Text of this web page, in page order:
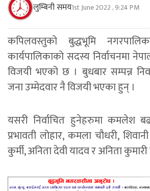
लुम्बिनी समय1st June 2022 , 9:24 PM
कपिलवस्तुको बुद्धभूमि
कार्यपालिकाको सदस्य निर्वाचनमा
विजयी भएको छ । बुधबार सम्पन्न
जना उम्मेदवार नै विजयी भएका हुन् ।
यसरी निर्वाचित हुनेहरुमा कमलेश
प्रभावती लोहार, कमला चौधरी,
कुर्मी, अनिता देवी यादव र अनिता